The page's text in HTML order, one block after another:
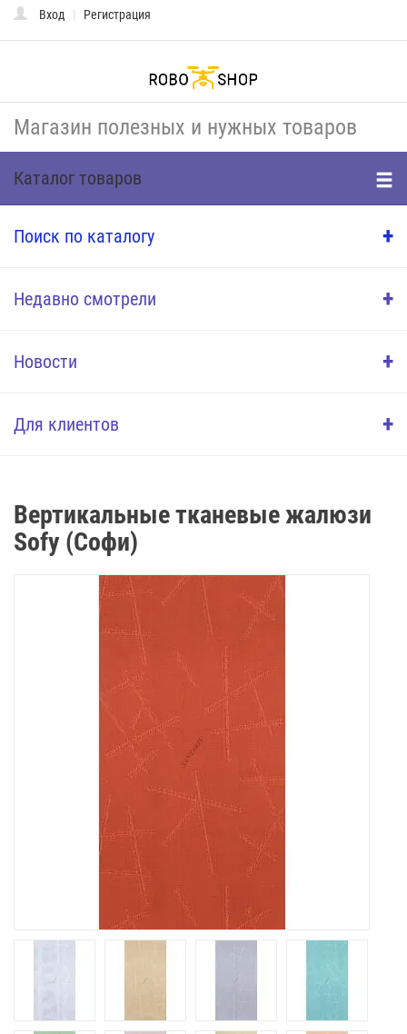
Вход | Регистрация
Магазин полезных и нужных товаров
Каталог товаров
Поиск по каталогу +
Недавно смотрели +
Новости +
Для клиентов +
Вертикальные тканевые жалюзи
Sofy (Софи)